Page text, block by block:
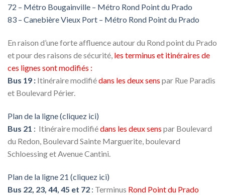
72 – Métro Bougainville – Métro Rond Point du Prado
83 – Canebière Vieux Port – Métro Rond Point du Prado
En raison d’une forte affluence autour du Rond point du Prado
et pour des raisons de sécurité, les terminus et itinéraires de
ces lignes sont modifiés :
Bus 19 : Itinéraire modifiédans les deux sens par Rue Paradis
et Boulevard Périer.
Plan de la ligne (cliquez ici)
Bus 21 : Itinéraire modifiédans les deux sens par Boulevard
du Redon, Boulevard Sainte Marguerite, boulevard
Schloessing et Avenue Cantini.
Plan de la ligne 21 (cliquez ici)
Bus 22, 23, 44, 45 et 72 : Terminus Rond Point du Prado